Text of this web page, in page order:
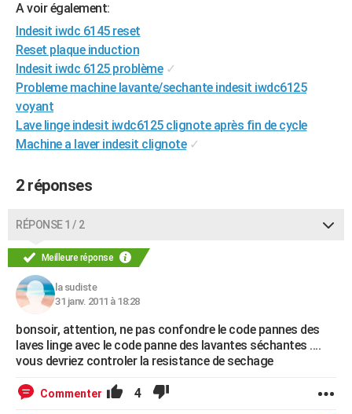
BONS PLANS
CARTE DE VOEUX
Carte de Noël
Carte Bonne année
Carte Saint-Valentin
Carte Pâques
Carte d'anniversaire
DICTIONNAIRE
Dictionnaire
Biographies
Citations
Expressions
Proverbes
PROGRAMME TV
S'inscrire
Se connecter
Lycées
Collèges
Primaires
Universités
Entreprises
Service militaire
Avis de recherche
AVIS DE DÉCÈS
FORUM
Bricolage
Lifestyle
Culture
Sport
Auto
Television
Voyage
Cinema
A voir également:
Indesit iwdc 6145 reset
Reset plaque induction
Indesit iwdc 6125 problème ✓
Probleme machine lavante/sechante indesit iwdc6125
voyant
Lave linge indesit iwdc6125 clignote après fin de cycle
Machine a laver indesit clignote ✓
2 réponses
RÉPONSE 1 / 2
Meilleure réponse
la sudiste
31 janv. 2011 à 18:28
bonsoir, attention, ne pas confondre le code pannes des
laves linge avec le code panne des lavantes séchantes ....
vous devriez controler la resistance de sechage
Commenter 4